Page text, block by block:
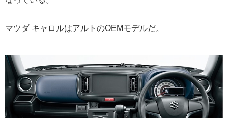
マツダ キャロルはアルトのOEMモデルだ。